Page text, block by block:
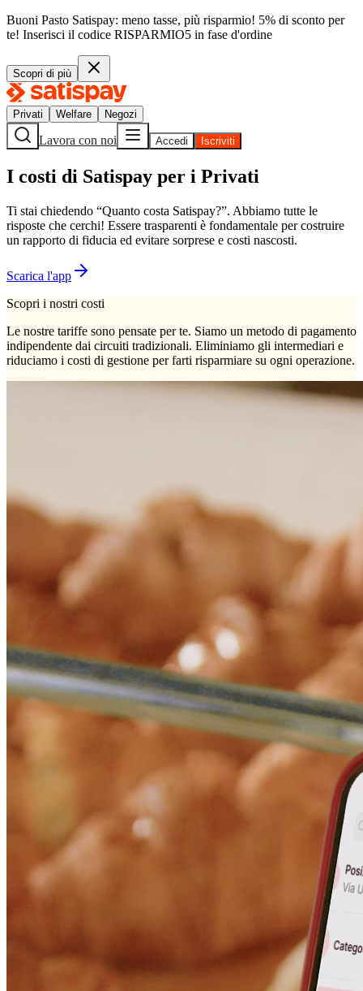
Buoni Pasto Satispay: meno tasse, più risparmio! 5% di sconto per
te! Inserisci il codice RISPARMIO5 in fase d'ordine
Scopri di più
Privati Welfare Negozi
Lavora con noi Accedi Iscriviti
I costi di Satispay per i Privati
Ti stai chiedendo “Quanto costa Satispay?”. Abbiamo tutte le
risposte che cerchi! Essere trasparenti è fondamentale per costruire
un rapporto di fiducia ed evitare sorprese e costi nascosti.
Scarica l'app
Scopri i nostri costi
Le nostre tariffe sono pensate per te. Siamo un metodo di pagamento
indipendente dai circuiti tradizionali. Eliminiamo gli intermediari e
riduciamo i costi di gestione per farti risparmiare su ogni operazione.